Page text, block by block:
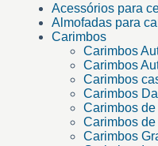
Acessórios para
Almofadas para
Carimbos
Carimbos
Carimbos
Carimbos
Carimbos
Carimbos
Carimbos
Carimbos